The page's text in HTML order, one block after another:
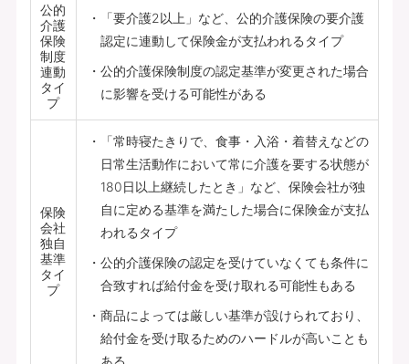
公的
介護
保険
制度
連動
タイ
プ
「要介護2以上」など、公的介護保険の要介護
認定に連動して保険金が支払われるタイプ
公的介護保険制度の認定基準が変更された場合
に影響を受ける可能性がある
保険
会社
独自
基準
タイ
プ
「常時寝たきりで、食事・入浴・着替えなどの
日常生活動作において常に介護を要する状態が
180日以上継続したとき」など、保険会社が独
自に定める基準を満たした場合に保険金が支払
われるタイプ
公的介護保険の認定を受けていなくても条件に
合致すれば給付金を受け取れる可能性もある
商品によっては厳しい基準が設けられており、
給付金を受け取るためのハードルが高いことも
ある